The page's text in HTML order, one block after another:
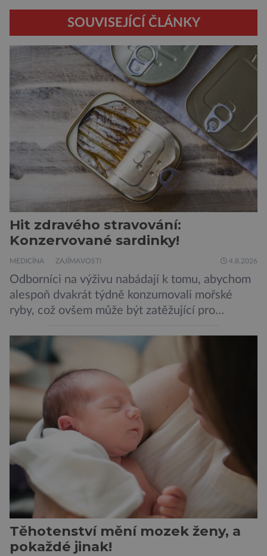
SOUVISEJÍCÍ ČLÁNKY
Hit zdravého stravování:
Konzervované sardinky!
MEDICÍNA ZAJÍMAVOSTI 4.8.2026
Odborníci na výživu nabádají k tomu, abychom
alespoň dvakrát týdně konzumovali mořské
ryby, což ovšem může být zatěžující pro
doporučení se nyní staly konzervované
sardinky, které si může dovolit opravdu každý
„Místo toho, aby poskytovaly izolované
mononutrienty, jsou rybí konzervy kompletní
potravinou,“ říká nutriční specialista Colin
Robertson a zdůrazňuje […]
Těhotenství mění mozek ženy, a
pokaždé jinak!